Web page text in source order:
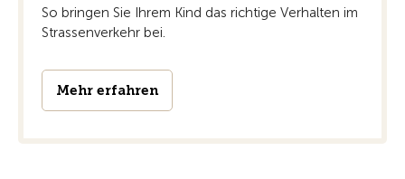
So bringen Sie Ihrem Kind das richtige Verhalten im
Strassenverkehr bei.
Mehr erfahren